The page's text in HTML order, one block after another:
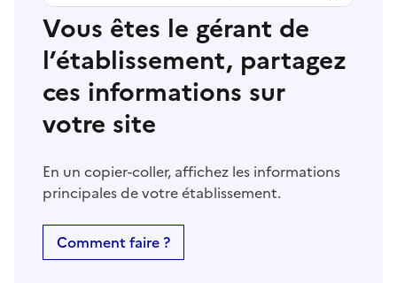
Vous êtes le gérant de
l’établissement, partagez
ces informations sur
votre site
En un copier-coller, affichez les informations
principales de votre établissement.
Comment faire ?